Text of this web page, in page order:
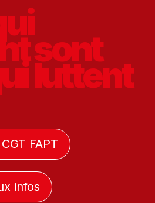
sont
luttent
FAPT
infos